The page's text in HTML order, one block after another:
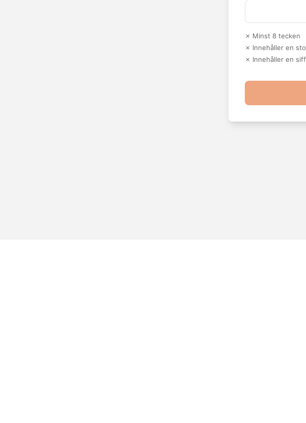
✗ Minst 8 tecken
✗ Innehåller en
✗ Innehåller en